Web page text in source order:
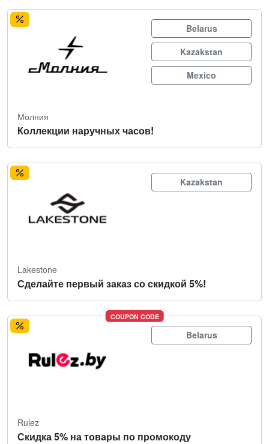
Belarus
Kazakstan
Mexico
Молния
Коллекции наручных часов!
Kazakstan
Lakestone
Сделайте первый заказ со скидкой 5%!
COUPON CODE
Belarus
Rulez
Скидка 5% на товары по промокоду